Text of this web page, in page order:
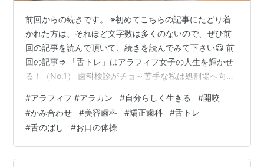
前回からの続きです。 ※初めてこちらの記事にたどり着
かれた方は、それほど文字数は多くのないので、ぜひ前
回の記事を読んで頂いて、続きを読んでみて下さい😃 前
回の記事⇒ 「舌トレ」はアラフィフ女子の人生を輝かせ
る！（No.1） 歯科検診がチョ～苦手な私は処刑場へ向か
した。 特に虫歯もなく歯周病にもなっていなかったので
したが、私の口は「開咬」という状態になっていて、こ
れから先が心配される状態になっていたのです。 ※「開
咬」は奥歯だけでものを噛んで、前歯でものが噛み切れ
ない状態です。このままだと奥歯だけに負担がかかっ
#アラフィフ #アラカン #自分らしく生きる #開咬
#かみ合わせ #美容歯科 #矯正歯科 #舌トレ
#舌のばし #お口の体操